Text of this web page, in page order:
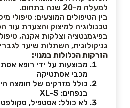
למעלה מ-20 שנה בתחום.
בין הטיפולים המוצעים: טיפולי
טכנולוגיה למיצוק והצערת עור
בפיגמנטציה וצלקות אקנה,
גניקולוגית, השתלות שיער
הזרקות הכלולות במנוי:
מבוצעות על ידי רופא
מכבי אסתטיקה
כולל מזרקים של חומצה
בנפחים: XL-S
לא כולל: אסטפיל,